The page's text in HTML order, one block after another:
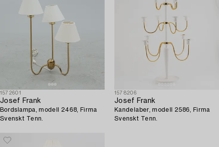
1572601
Josef Frank
Bordslampa, modell 2468, Firma
Svenskt Tenn.
1578206
Josef Frank
Kandelaber, modell 2586, Firma
Svenskt Tenn.